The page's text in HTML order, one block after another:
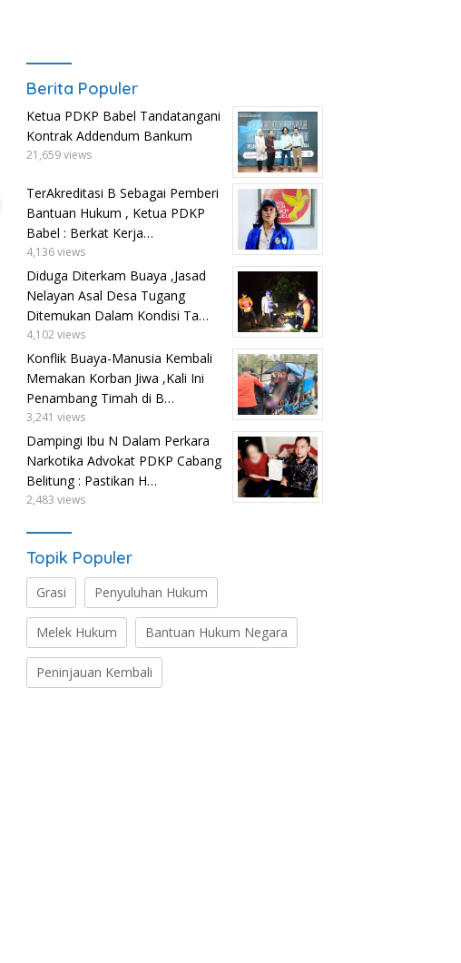
Perjalanan Panjang LBH PDKP
Babel: Dari Pengawal
Demokrasi hingga
Transformasi Layanan
Bantuan Hukum Nasional
Sempat Divonis 7 Tahun
Penjara,Terpidana Narkotika
Etik Riyanto Selangkah Lagi
Bebas Usai PK Dikabulkan MA
Berita Populer
Ketua PDKP Babel Tandatangani
Kontrak Addendum Bankum
21,659 views
TerAkreditasi B Sebagai Pemberi
Bantuan Hukum , Ketua PDKP
Babel : Berkat Kerja…
4,136 views
Diduga Diterkam Buaya ,Jasad
Nelayan Asal Desa Tugang
Ditemukan Dalam Kondisi Ta…
4,102 views
Konflik Buaya-Manusia Kembali
Memakan Korban Jiwa ,Kali Ini
Penambang Timah di B…
3,241 views
Dampingi Ibu N Dalam Perkara
Narkotika Advokat PDKP Cabang
Belitung : Pastikan H…
2,483 views
Topik Populer
Grasi Penyuluhan Hukum
Melek Hukum Bantuan Hukum Negara
Peninjauan Kembali